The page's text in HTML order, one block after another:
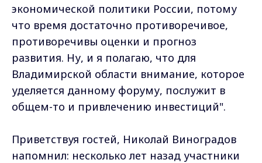
экономической политики России, потому
что время достаточно противоречивое,
противоречивы оценки и прогноз
развития. Ну, и я полагаю, что для
Владимирской области внимание, которое
уделяется данному форуму, послужит в
общем-то и привлечению инвестиций".
Приветствуя гостей, Николай Виноградов
напомнил: несколько лет назад участники